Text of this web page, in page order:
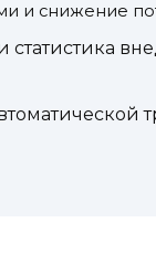
и снижение